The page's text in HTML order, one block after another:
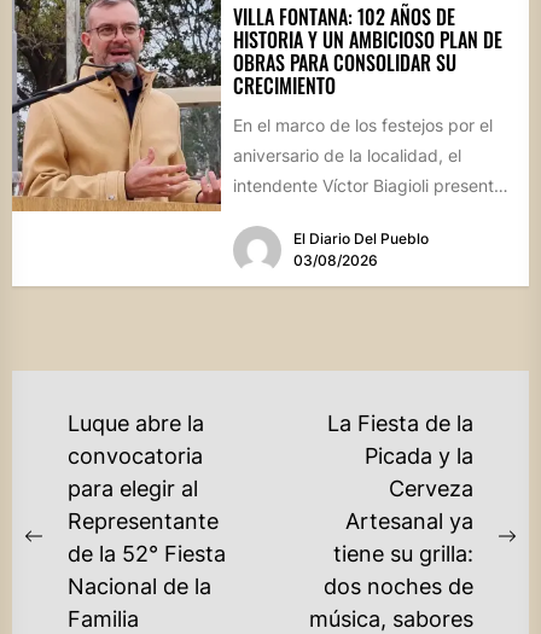
VILLA FONTANA: 102 AÑOS DE
HISTORIA Y UN AMBICIOSO PLAN DE
OBRAS PARA CONSOLIDAR SU
CRECIMIENTO
En el marco de los festejos por el
aniversario de la localidad, el
intendente Víctor Biagioli presentó
El Diario Del Pueblo
03/08/2026
NAVEGACIÓN
ENTRADAS
Previous
post:
Luque abre la
convocatoria
para elegir al
Representante
de la 52° Fiesta
Nacional de la
Familia
La Fiesta de la
Picada y la
Cerveza
Artesanal ya
tiene su grilla:
dos noches de
música, sabores